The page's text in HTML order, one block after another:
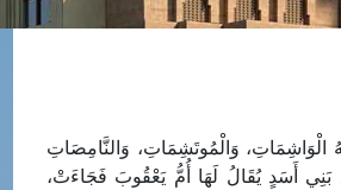
وَالْمُوتَشِمَاتِ، وَالنَّامِصَاتِ
بَنِي أَسَدٍ يُقَالُ لَهَا أُمُّ يَعْقُوبَ فَجَاءَتْ،